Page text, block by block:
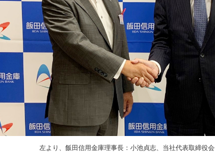
左より、飯田信用金庫理事長：小池貞志、当社代表取締役